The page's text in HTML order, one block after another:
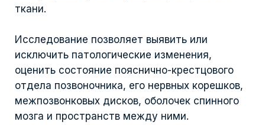
ткани.
Исследование позволяет выявить или
исключить патологические изменения,
оценить состояние пояснично-крестцового
отдела позвоночника, его нервных корешков,
межпозвонковых дисков, оболочек спинного
мозга и пространств между ними.